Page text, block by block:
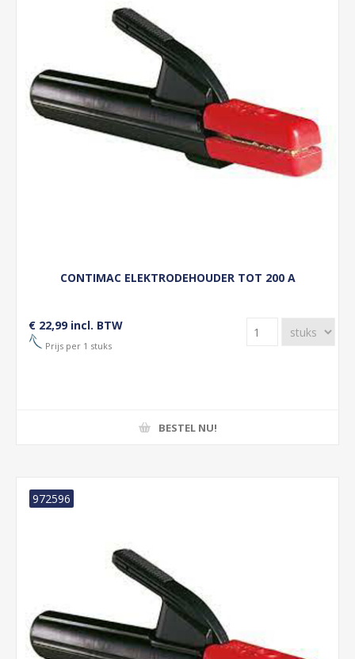
CONTIMAC ELEKTRODEHOUDER TOT 200 A
€ 22,99 incl. BTW
Prijs per 1 stuks
BESTEL NU!
972596